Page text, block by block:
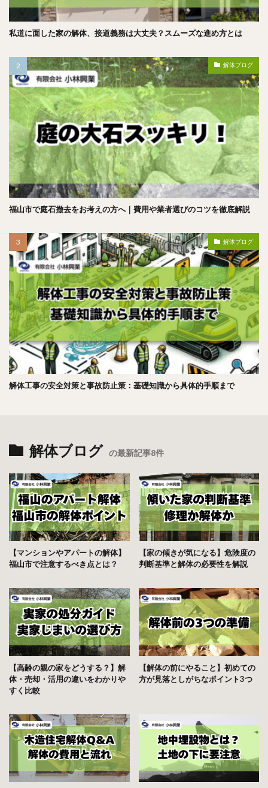
私道に面した家の解体、接道義務は大丈夫？スムーズな進め方とは
解体ブログ
福山市で庭石撤去をお考えの方へ｜費用や業者選びのコツを徹底解説
解体ブログ
解体工事の安全対策と事故防止策：基礎知識から具体的手順まで
解体ブログ の最新記事8件
【マンションやアパートの解体】
福山市で注意するべき点とは？
【家の傾きが気になる】危険度の
判断基準と解体の必要性を解説
【高齢の親の家をどうする？】解
体・売却・活用の違いをわかりや
すく比較
【解体の前にやること】初めての
方が見落としがちなポイント3つ